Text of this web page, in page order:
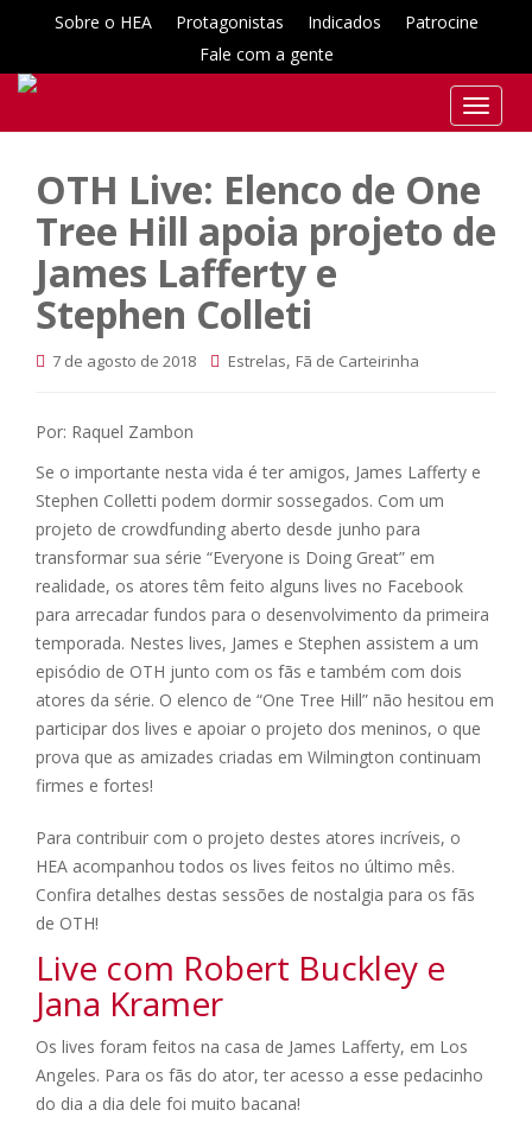
Sobre o HEA Protagonistas Indicados
Patrocine
Fale com a gente
T
o
g
e
i
OTH Live: Elenco de One
Tree Hill apoia projeto de
James Lafferty e
Stephen Colleti
7 de agosto de 2018 Estrelas, Fã de Carteirinha
Por: Raquel Zambon
Se o importante nesta vida é ter amigos, James Lafferty e
Stephen Colletti podem dormir sossegados. Com um
projeto de crowdfunding aberto desde junho para
transformar sua série “Everyone is Doing Great” em
realidade, os atores têm feito alguns lives no Facebook
para arrecadar fundos para o desenvolvimento da primeira
temporada. Nestes lives, James e Stephen assistem a um
episódio de OTH junto com os fãs e também com dois
atores da série. O elenco de “One Tree Hill” não hesitou em
participar dos lives e apoiar o projeto dos meninos, o que
prova que as amizades criadas em Wilmington continuam
firmes e fortes!
Para contribuir com o projeto destes atores incríveis, o
HEA acompanhou todos os lives feitos no último mês.
Confira detalhes destas sessões de nostalgia para os fãs
de OTH!
Live com Robert Buckley e
Jana Kramer
Os lives foram feitos na casa de James Lafferty, em Los
Angeles. Para os fãs do ator, ter acesso a esse pedacinho
do dia a dia dele foi muito bacana!